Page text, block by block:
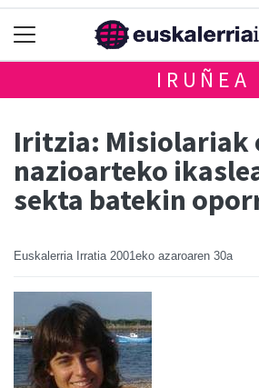
IRUÑEA
Iritzia: Misiolariak
nazioarteko
sekta batekin
Euskalerria Irratia 2001eko azaroaren 30a